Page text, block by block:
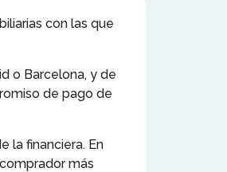
con las que
o Barcelona, y de
de pago de
la financiera. En
más